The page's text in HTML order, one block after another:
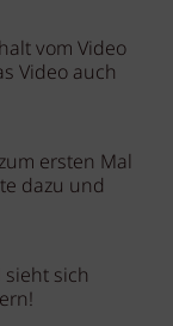
vom Video
Video auch
ersten Mal
dazu und
sich